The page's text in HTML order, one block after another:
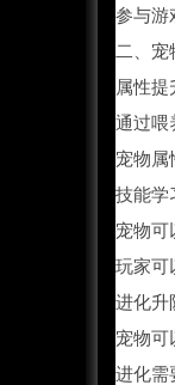
参与游
二、宠
属性提
通过喂
宠物属
技能学
宠物可
玩家可
进化升
宠物可
进化需